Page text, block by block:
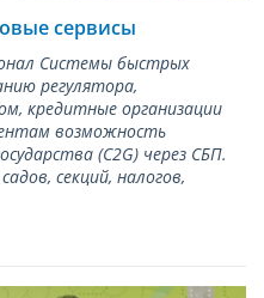
сервисы
Системы быстрых
регулятора,
кредитные организации
возможность
(С2G) через СБП.
секций, налогов,